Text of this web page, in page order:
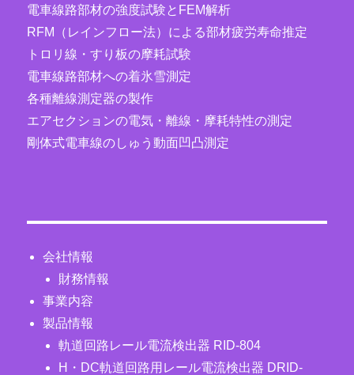
電車線路部材の強度試験とFEM解析
RFM（レインフロー法）による部材疲労寿命推定
トロリ線・すり板の摩耗試験
電車線路部材への着氷雪測定
各種離線測定器の製作
エアセクションの電気・離線・摩耗特性の測定
剛体式電車線のしゅう動面凹凸測定
会社情報
財務情報
事業内容
製品情報
軌道回路レール電流検出器 RID-804
H・DC軌道回路用レール電流検出器 DRID-